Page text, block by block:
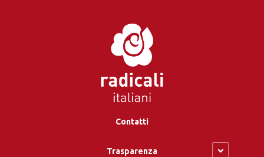
Contatti
Trasparenza